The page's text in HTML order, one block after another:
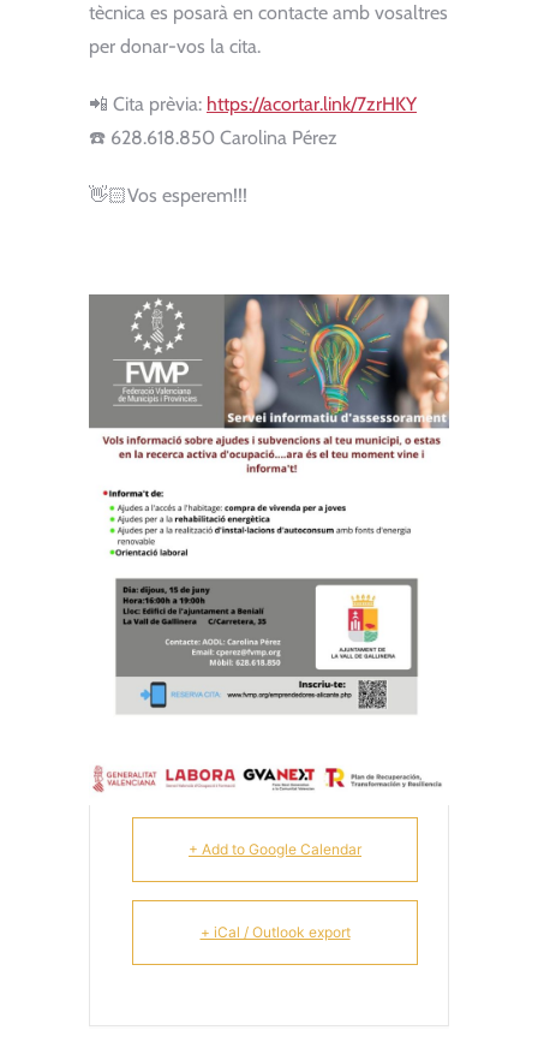
tècnica es posarà en contacte amb vosaltres
per donar-vos la cita.
📲 Cita prèvia: https://acortar.link/7zrHKY
☎️ 628.618.850 Carolina Pérez
👋🏻Vos esperem!!!
+ Add to Google Calendar
+ iCal / Outlook export